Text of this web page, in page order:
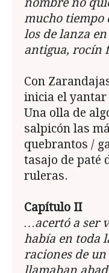
mucho tiempo
los de lanza
antigua, rocín
Con
inicia el yantar
Una olla de
salpicón las
quebrantos /
tasajo de paté
ruleras.
Capítulo II
…acertó a ser
había en toda
raciones de